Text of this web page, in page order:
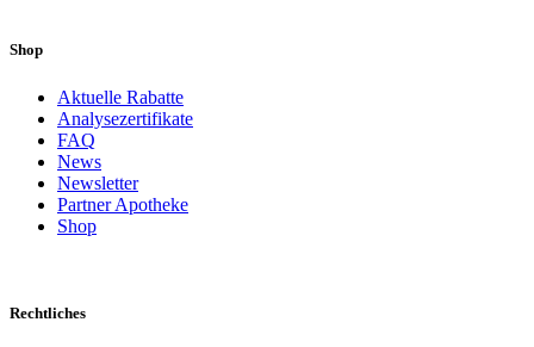
Shop
Aktuelle Rabatte
Analysezertifikate
FAQ
News
Newsletter
Partner Apotheke
Shop
Rechtliches